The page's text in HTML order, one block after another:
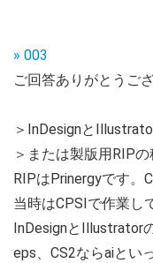
» 003
ご回答ありがとうご
＞InDesignと
＞または製版用RIPの
RIPはPrinergyです。
当時はCPSIで作業し
InDesignとIllustrator
eps、CS2ならaiとい